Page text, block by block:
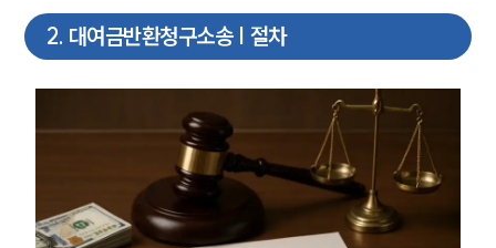
2. 대여금반환청구소송 | 절차